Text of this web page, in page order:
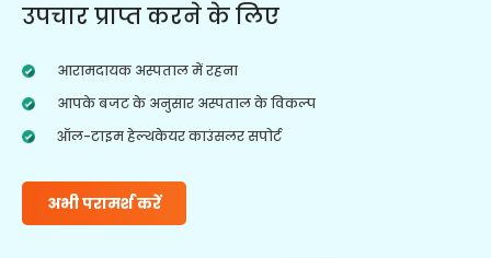
उपचार प्राप्त करने के लिए
आरामदायक अस्पताल में रहना
आपके बजट के अनुसार अस्पताल के विकल्प
ऑल-टाइम हेल्थकेयर काउंसलर सपोर्ट
अभी परामर्श करें